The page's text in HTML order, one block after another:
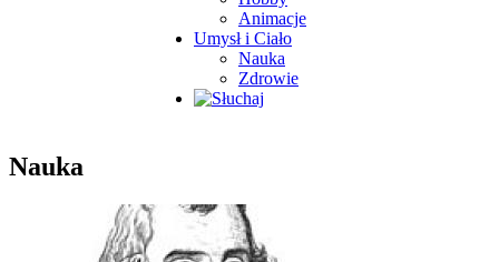
Animacje
Umysł i Ciało
Nauka
Zdrowie
Nauka